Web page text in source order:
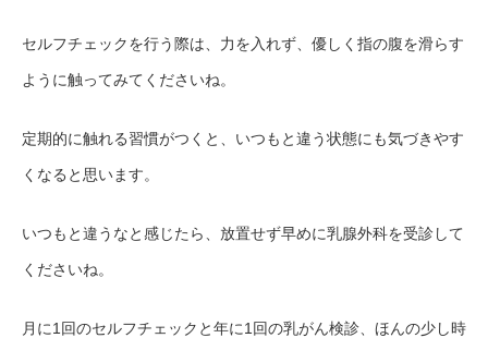
セルフチェックを行う際は、力を入れず、優しく指の腹を滑らす
ように触ってみてくださいね。
定期的に触れる習慣がつくと、いつもと違う状態にも気づきやす
くなると思います。
いつもと違うなと感じたら、放置せず早めに乳腺外科を受診して
くださいね。
月に1回のセルフチェックと年に1回の乳がん検診、ほんの少し時